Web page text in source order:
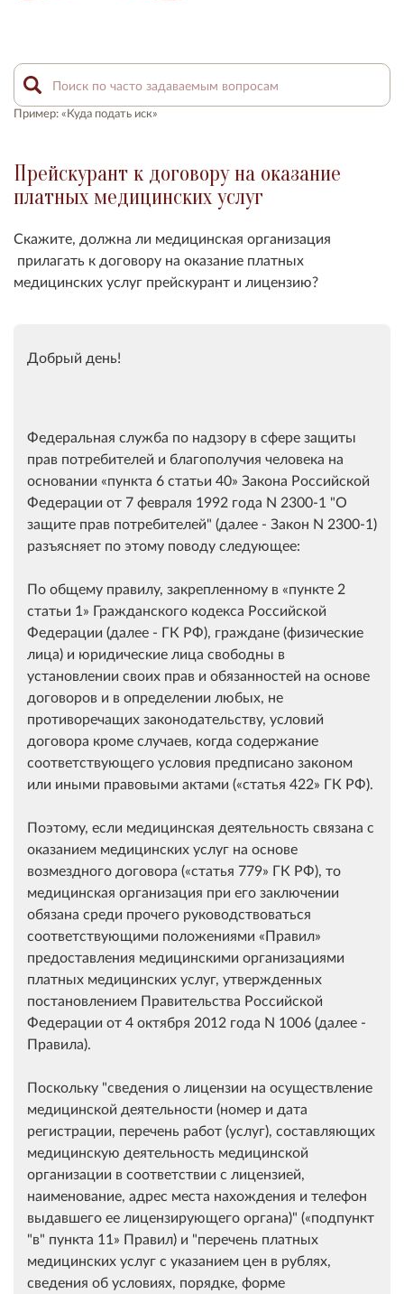
Пример: «Куда подать иск»
Прейскурант к договору на оказание
платных медицинских услуг
Скажите, должна ли медицинская организация
прилагать к договору на оказание платных
медицинских услуг прейскурант и лицензию?
Добрый день!
Федеральная служба по надзору в сфере защиты
прав потребителей и благополучия человека на
основании
пункта 6 статьи 40 Закона Российской
Федерации от 7 февраля 1992 года N 2300-1 "О
защите прав потребителей" (далее - Закон N 2300-1)
разъясняет по этому поводу следующее:
По общему правилу, закрепленному в
пункте 2
статьи 1
Гражданского кодекса Российской
Федерации (далее - ГК РФ), граждане (физические
лица) и юридические лица свободны в
установлении своих прав и обязанностей на основе
договоров и в определении любых, не
противоречащих законодательству, условий
договора кроме случаев, когда содержание
соответствующего условия предписано законом
или иными правовыми актами ( статья 422 ГК РФ).
Поэтому, если медицинская деятельность связана с
оказанием медицинских услуг на основе
возмездного договора ( статья 779
ГК РФ), то
медицинская организация при его заключении
обязана среди прочего руководствоваться
соответствующими положениями
Правил
предоставления медицинскими организациями
платных медицинских услуг, утвержденных
постановлением Правительства Российской
Федерации от 4 октября 2012 года N 1006 (далее -
Правила).
Поскольку "сведения о лицензии на осуществление
медицинской деятельности (номер и дата
регистрации, перечень работ (услуг), составляющих
медицинскую деятельность медицинской
организации в соответствии с лицензией,
наименование, адрес места нахождения и телефон
выдавшего ее лицензирующего органа)" ( подпункт
"в" пункта 11
Правил) и "перечень платных
медицинских услуг с указанием цен в рублях,
сведения об условиях, порядке, форме